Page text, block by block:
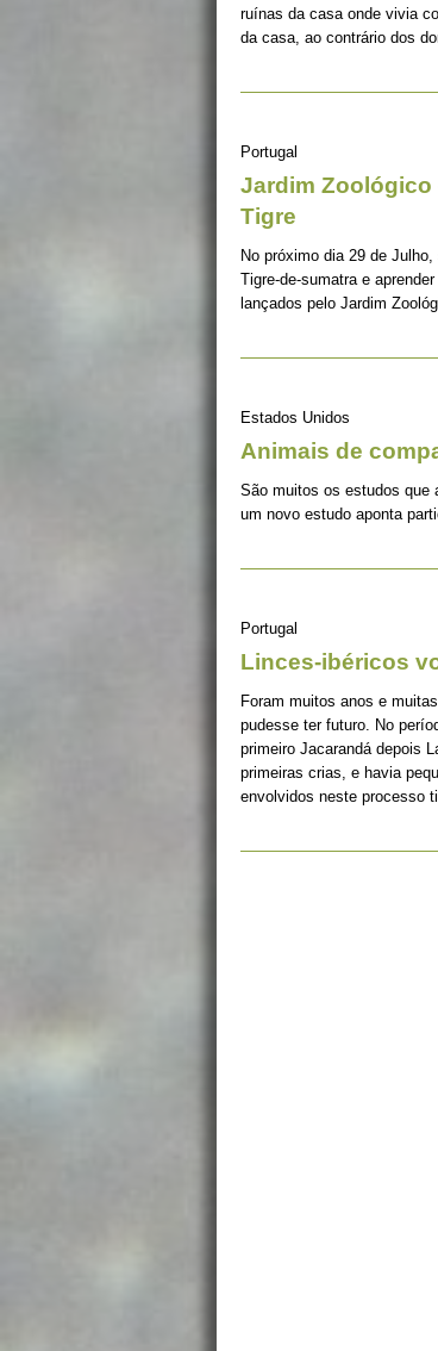
ruínas da casa onde vivia
da casa, ao contrário dos
Portugal
Jardim Zoológico
Tigre
No próximo dia 29 de
Tigre-de-sumatra e
lançados pelo Jardim
Estados Unidos
Animais de
São muitos os estudos que
um novo estudo aponta
Portugal
Linces-ibéricos
Foram muitos anos e
pudesse ter futuro. No
primeiro Jacarandá depois
primeiras crias, e havia
envolvidos neste processo